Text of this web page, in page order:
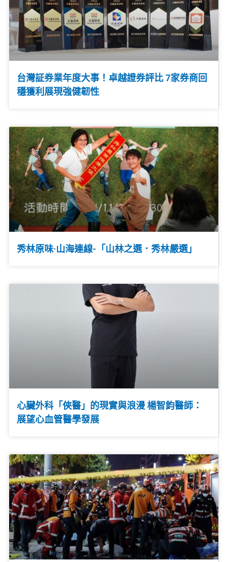
台灣証券業年度大事！卓越證券評比 7家券商回
穩獲利展現強健韌性
秀林原味·山海連線-「山林之選．秀林嚴選」
心臟外科「俠醫」的現實與浪漫 楊智鈞醫師：
展望心血管醫學發展